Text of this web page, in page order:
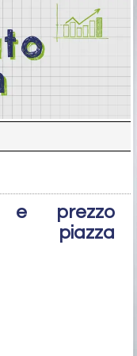
e prezzo
piazza